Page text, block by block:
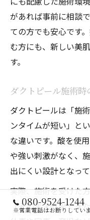
があれば事前に相談
ての方でも安心です
む方にも、新しい美
す。
ダクトピール施術
ダクトピールは「施
ンタイムが短い」と
な違いです。酸を使
や強い刺激がなく、
出にくい設計となって
実際、施術を受けた
「そのまま外出でき
080-9524-1244
※営業電話はお断りしていま